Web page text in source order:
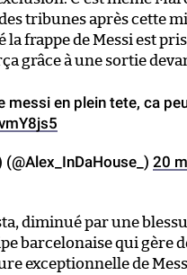
tribunes après cette
frappe de Messi est
grâce à une sortie
messi en plein tete, ca
20
diminué par une
barcelonaise qui
exceptionnelle de